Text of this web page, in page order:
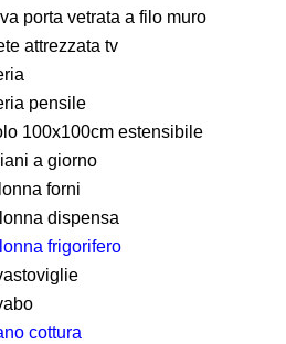
porta vetrata a filo muro
attrezzata tv
pensile
100x100cm estensibile
a giorno
forni
dispensa
frigorifero
cottura